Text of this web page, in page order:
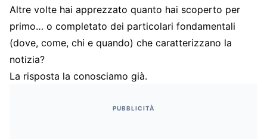
Altre volte hai apprezzato quanto hai scoperto per
primo… o completato dei particolari fondamentali
(dove, come, chi e quando) che caratterizzano la
notizia?
La risposta la conosciamo già.
PUBBLICITÀ